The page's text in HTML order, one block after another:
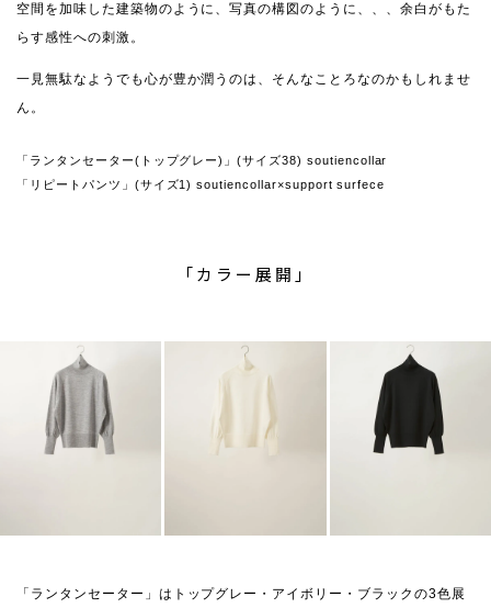
空間を加味した建築物のように、写真の構図のように、、、余白がもた
らす感性への刺激。
一見無駄なようでも心が豊か潤うのは、そんなことろなのかもしれませ
ん。
「ランタンセーター(トップグレー)」(サイズ38) soutiencollar
「リピートパンツ」(サイズ1) soutiencollar×support surfece
「カラー展開」
「ランタンセーター」はトップグレー・アイボリー・ブラックの3色展